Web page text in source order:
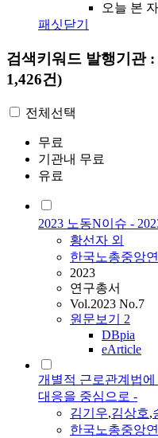
오늘 본
패싯닫기
검색키워드 발행기관
1,426건)
전체선택
무료
기관내 무료
유료
2023 노동N이슈 -
황선자 외
한국노총중앙
2023
연구총서
Vol.2023 No.7
원문보기 2
DBpia
eArticle
개별적 근로관계법
대응을 중심으로 -
김기우,김상호,
한국노총중앙